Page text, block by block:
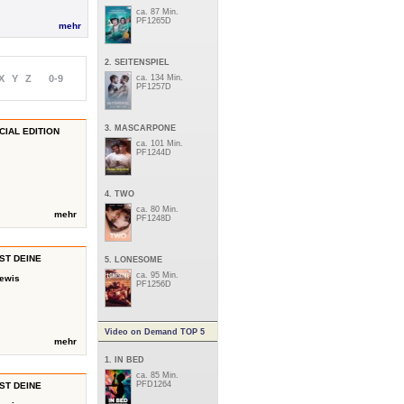
mehr
Y Z 0-9
EDITION
mehr
DEINE
mehr
DEINE
ca. 87 Min.
PF1265D
2. SEITENSPIEL
ca. 134 Min.
PF1257D
3. MASCARPONE
ca. 101 Min.
PF1244D
4. TWO
ca. 80 Min.
PF1248D
5. LONESOME
ca. 95 Min.
PF1256D
Video on Demand TOP 5
1. IN BED
ca. 85 Min.
PFD1264